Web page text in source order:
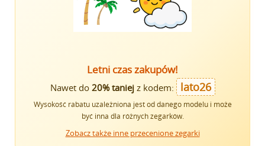
Letni czas zakupów!
Nawet do 20% taniejz kodem: lato26
Wysokość rabatu uzależniona jest od danego modelu i może
być inna dla różnych zegarków.
Zobacz także inne przecenione zegarki